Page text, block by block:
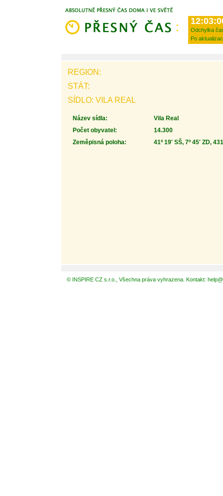
Odchylka
Po
REGION:
STÁT:
SÍDLO: VILA REAL
Název sídla:
Vila Real
Počet obyvatel:
14.300
Zeměpisná poloha:
41º 19' SŠ, 7º 45' ZD,
© INSPIRE CZ s.r.o., Všechna práva vyhrazena. Kontakt: